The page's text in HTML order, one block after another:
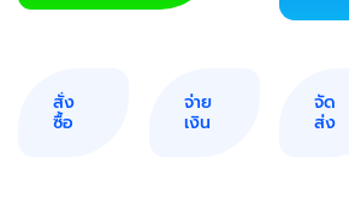
สั่ง
ซื้อ
จ่าย
เงิน
จัด
ส่ง